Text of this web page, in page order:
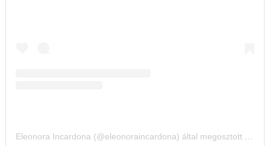
Eleonora Incardona (@eleonoraincardona) által megosztott bejegyzés